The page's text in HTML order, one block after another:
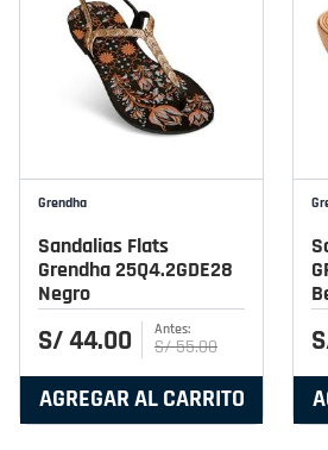
Grendha
Sandalias Flats
Grendha 25Q4.2GDE28
Negro
S/44.00 S/55.00
AGREGAR AL CARRITO